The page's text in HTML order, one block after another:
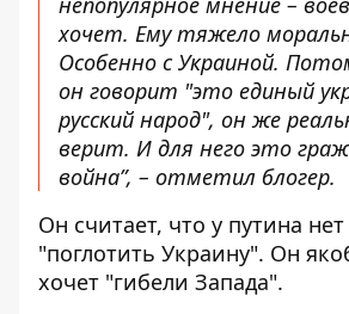
хочет. Ему тяжело
Особенно с Украиной.
он говорит "это единый
русский народ", он же
верит. И для него это
война”, – отметил блогер.
Он считает, что у путина
"поглотить Украину". Он
хочет "гибели Запада".